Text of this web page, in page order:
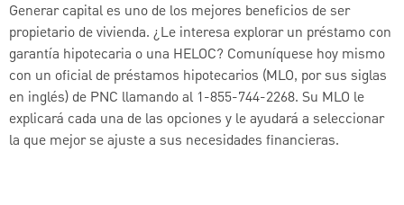
Generar capital es uno de los mejores beneficios de ser
propietario de vivienda. ¿Le interesa explorar un préstamo con
garantía hipotecaria o una HELOC? Comuníquese hoy mismo
con un oficial de préstamos hipotecarios (MLO, por sus siglas
en inglés) de PNC llamando al 1-855-744-2268. Su MLO le
explicará cada una de las opciones y le ayudará a seleccionar
la que mejor se ajuste a sus necesidades financieras.